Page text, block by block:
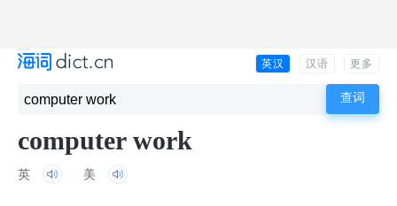
英汉 汉语 更多
computer work
英 美